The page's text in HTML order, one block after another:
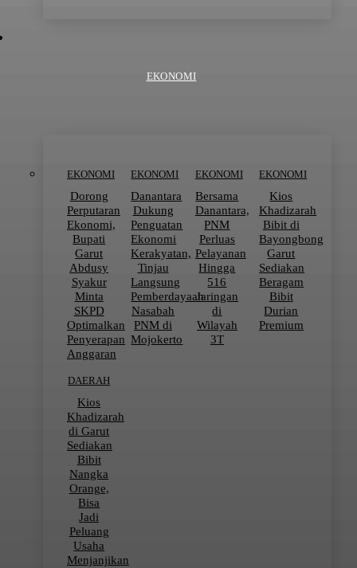
EKONOMI
EKONOMI
Dorong
Perputaran
Ekonomi,
Bupati
Garut
Abdusy
Syakur
Minta
SKPD
Optimalkan
Penyerapan
Anggaran
EKONOMI
Danantara
Dukung
Penguatan
Ekonomi
Kerakyatan,
Tinjau
Langsung
Pemberdayaan
Nasabah
PNM di
Mojokerto
EKONOMI
Bersama
Danantara,
PNM
Perluas
Pelayanan
Hingga
516
Jaringan
di
Wilayah
3T
EKONOMI
Kios
Khadizarah
Bibit di
Bayongbong
Garut
Sediakan
Beragam
Bibit
Durian
Premium
DAERAH
Kios
Khadizarah
di Garut
Sediakan
Bibit
Nangka
Orange,
Bisa
Jadi
Peluang
Usaha
Menjanjikan